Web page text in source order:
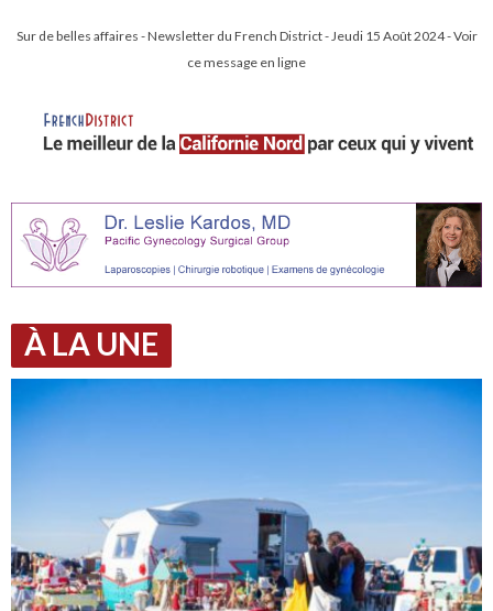
Sur de belles affaires - Newsletter du French District - Jeudi 15 Août 2024 - Voir
ce message en ligne
À LA UNE